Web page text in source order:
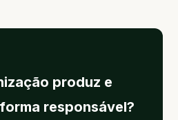
produz e
responsável?